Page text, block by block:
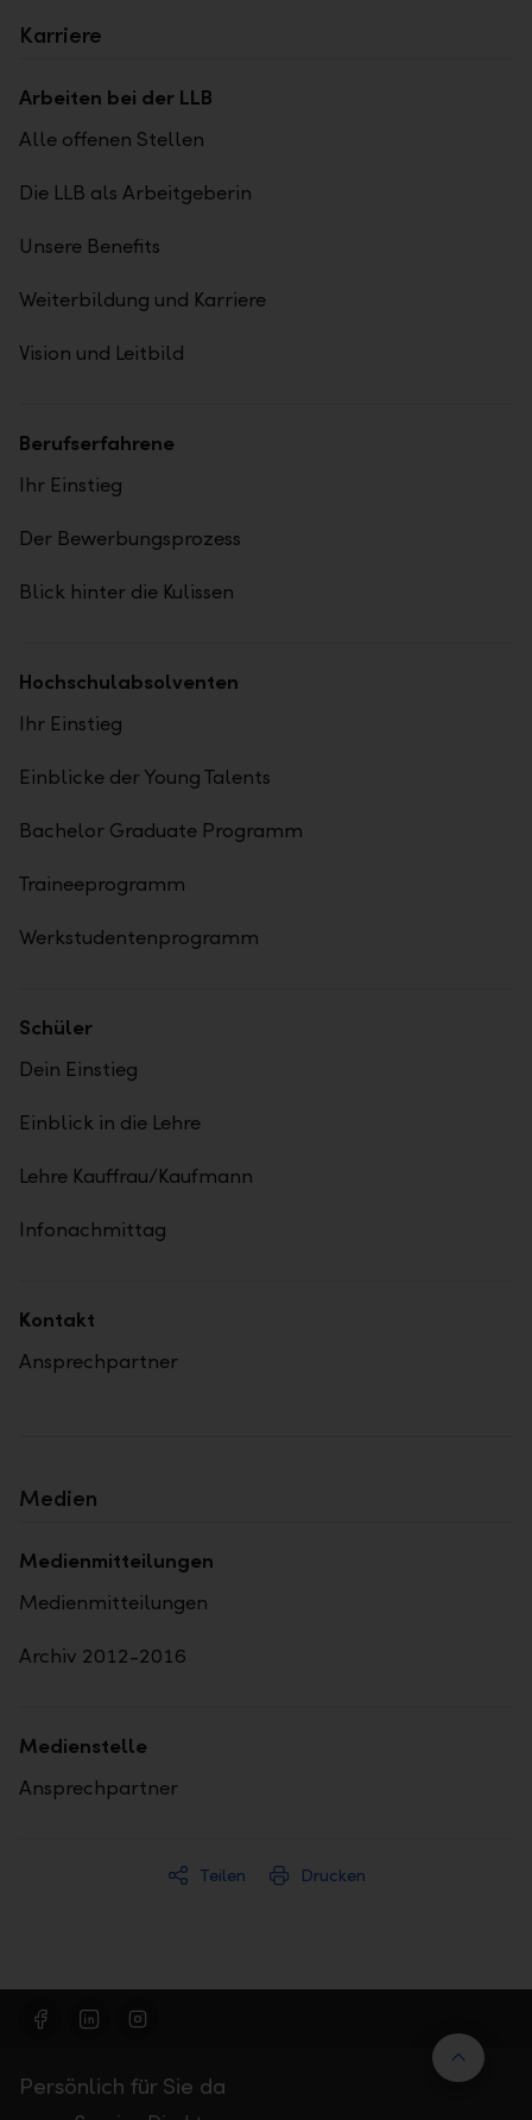
Karriere
Arbeiten bei der LLB
Alle offenen Stellen
Die LLB als Arbeitgeberin
Unsere Benefits
Weiterbildung und Karriere
Vision und Leitbild
Berufserfahrene
Ihr Einstieg
Der Bewerbungsprozess
Blick hinter die Kulissen
Hochschulabsolventen
Ihr Einstieg
Einblicke der Young Talents
Bachelor Graduate Programm
Traineeprogramm
Werkstudentenprogramm
Schüler
Dein Einstieg
Einblick in die Lehre
Lehre Kauffrau/Kaufmann
Infonachmittag
Kontakt
Ansprechpartner
Medien
Medienmitteilungen
Medienmitteilungen
Archiv 2012-2016
Medienstelle
Ansprechpartner
Teilen Drucken
Persönlich für Sie da
Nach